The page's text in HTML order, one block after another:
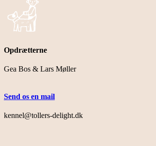
Opdrætterne
Gea Bos & Lars Møller
Send os en mail
kennel@tollers-delight.dk